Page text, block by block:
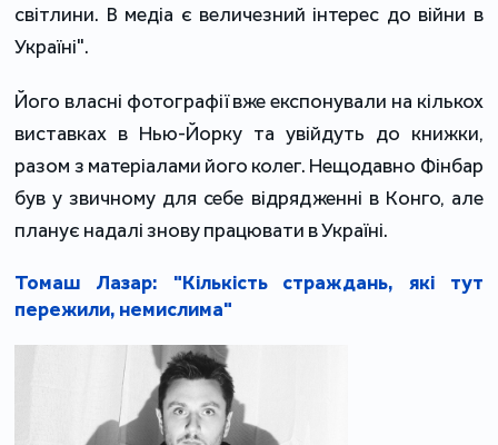
світлини. В медіа є величезний інтерес до війни в
Україні".
Його власні фотографії вже експонували на кількох
виставках в Нью-Йорку та увійдуть до книжки,
разом з матеріалами його колег. Нещодавно Фінбар
був у звичному для себе відрядженні в Конго, але
планує надалі знову працювати в Україні.
Томаш Лазар: "Кількість страждань, які тут
пережили, немислима"